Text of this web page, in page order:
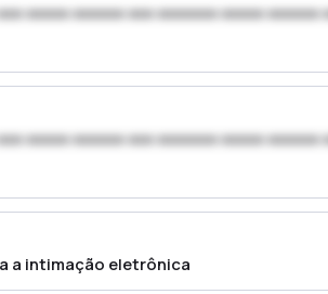
xxxxx xxxxxx xxx xxxxxxx xxxxx xxxxxx
xxxxx xxxxxx xxx xxxxxxx xxxxx xxxxxx
a intimação eletrônica